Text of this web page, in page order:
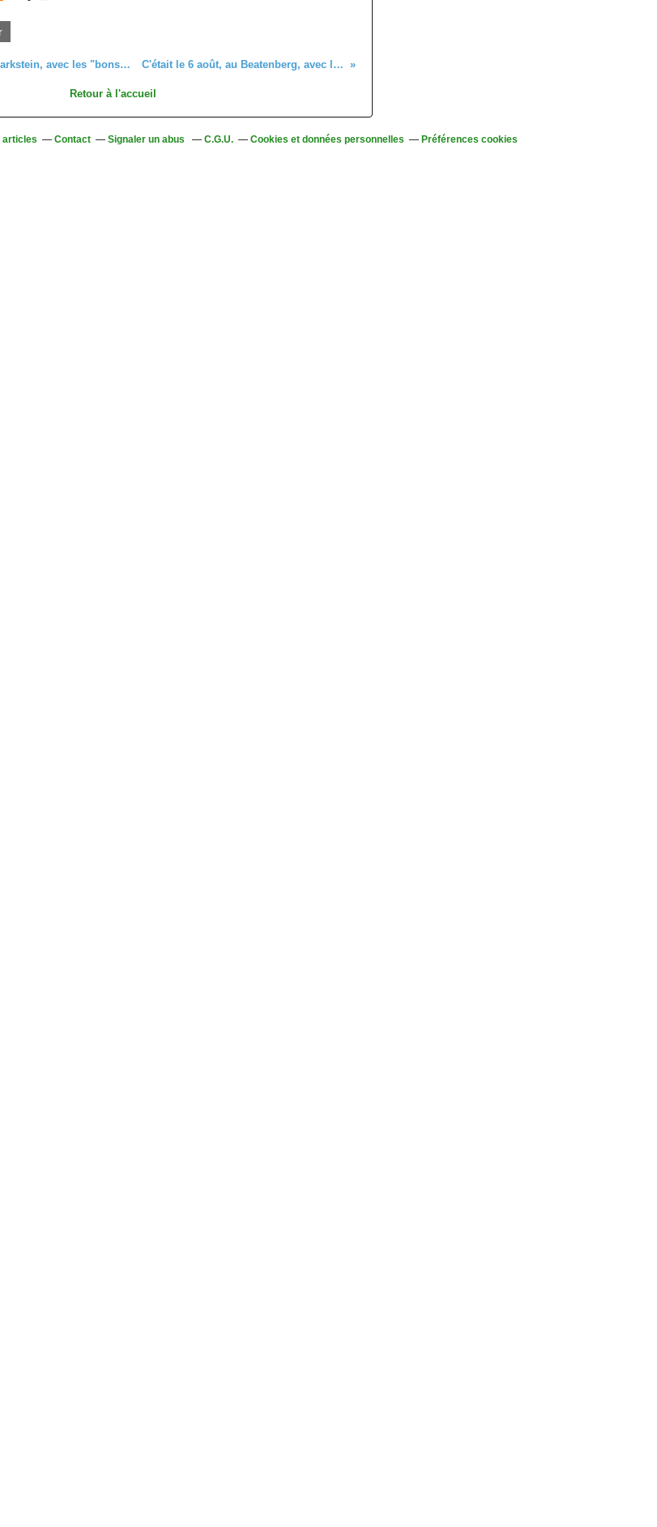
Mercredi 13 août - Au Markstein, avec les "bons marcheurs" C'était le 6 août, au Beatenberg, avec les seniors
Retour à l'accueil
articles Contact Signaler un abus C.G.U. Cookies et données personnelles Préférences cookies